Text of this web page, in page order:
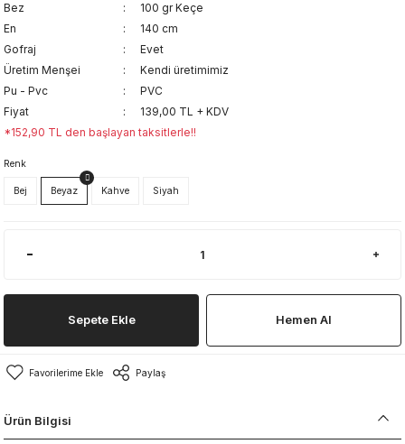
Bez
100 gr Keçe
En
140 cm
Gofraj
Evet
Üretim Menşei
Kendi üretimimiz
Pu - Pvc
PVC
Fiyat
139,00 TL + KDV
*152,90 TL den başlayan taksitlerle!!
Renk
Bej Beyaz Kahve Siyah
Sepete Ekle Hemen Al
Paylaş
Ürün Bilgisi